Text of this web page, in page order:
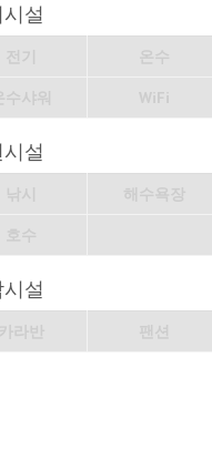
설
설
설